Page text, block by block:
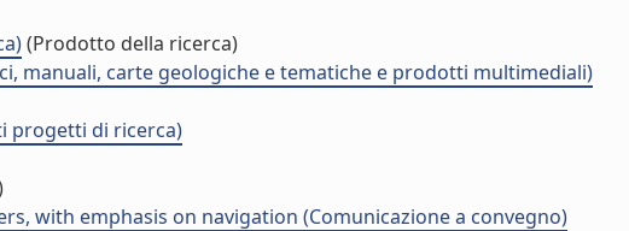
(Prodotto della ricerca)
manuali, carte geologiche e tematiche e prodotti multimediali)
progetti di ricerca)
with emphasis on navigation (Comunicazione a convegno)